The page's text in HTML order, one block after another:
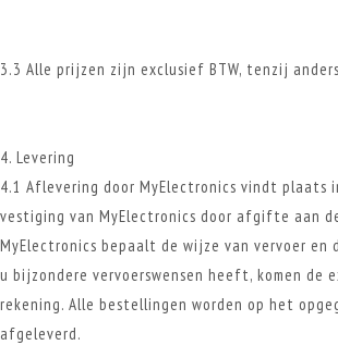
3.3 Alle prijzen zijn exclusief BTW, tenzij
4. Levering
4.1 Aflevering door MyElectronics vindt plaats
vestiging van MyElectronics door afgifte aan
MyElectronics bepaalt de wijze van vervoer en
u bijzondere vervoerswensen heeft, komen de
rekening. Alle bestellingen worden op het
afgeleverd.